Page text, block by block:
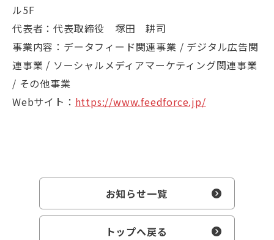
ル5F
代表者：代表取締役 塚田 耕司
事業内容：データフィード関連事業 / デジタル広告関
連事業 / ソーシャルメディアマーケティング関連事業
/ その他事業
Webサイト： https://www.feedforce.jp/
お知らせ一覧
トップへ戻る